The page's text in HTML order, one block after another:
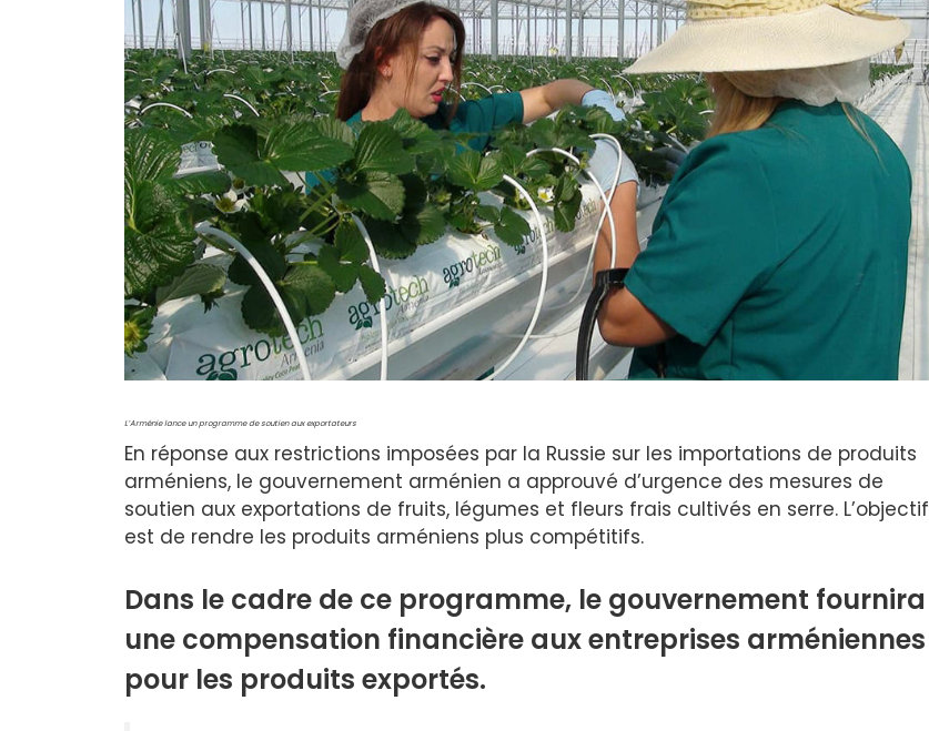
L’Arménie lance un programme de soutien aux exportateurs
En réponse aux restrictions imposées par la Russie sur les importations de produits
arméniens, le gouvernement arménien a approuvé d’urgence des mesures de
soutien aux exportations de fruits, légumes et fleurs frais cultivés en serre. L’objectif
est de rendre les produits arméniens plus compétitifs.
Dans le cadre de ce programme, le gouvernement fournira
une compensation financière aux entreprises arméniennes
pour les produits exportés.